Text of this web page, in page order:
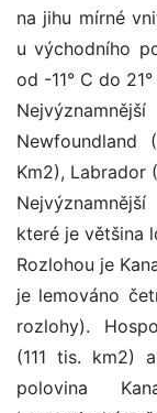
na jihu mírné
u východního
od -11° C do 21°
Newfoundland
Km2), Labrador
které je většina
Rozlohou je
je lemováno
rozlohy).
(111 tis. km2)
polovina